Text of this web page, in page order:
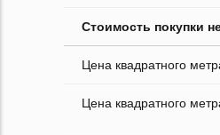
Стоимость покупки
Цена квадратного
Цена квадратного